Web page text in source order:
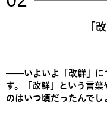
「
——いよいよ「改鮮」に
す。「改鮮」という言
のはいつ頃だったんでし